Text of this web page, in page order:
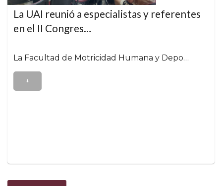
La UAI reunió a especialistas y referentes
en el II Congres…
La Facultad de Motricidad Humana y Depo…
+